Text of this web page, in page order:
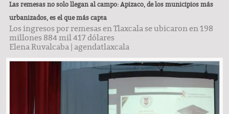
Las remesas no solo llegan al campo: Apizaco, de los municipios más
urbanizados, es el que más capta
Los ingresos por remesas en Tlaxcala se ubicaron en 198
millones 884 mil 417 dólares
Elena Ruvalcaba
agendatlaxcala